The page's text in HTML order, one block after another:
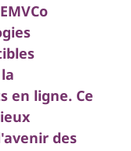
en ligne. Ce
des